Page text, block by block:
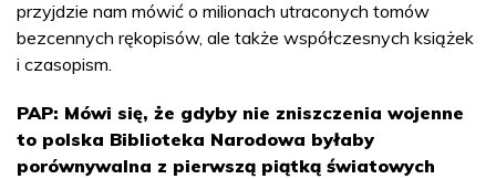
przyjdzie nam mówić o milionach utraconych tomów
bezcennych rękopisów, ale także współczesnych książek
i czasopism.
PAP: Mówi się, że gdyby nie zniszczenia wojenne
to polska Biblioteka Narodowa byłaby
porównywalna z pierwszą piątką światowych